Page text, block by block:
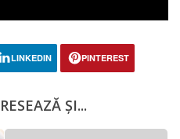
LINKEDIN PINTEREST
ȘI...